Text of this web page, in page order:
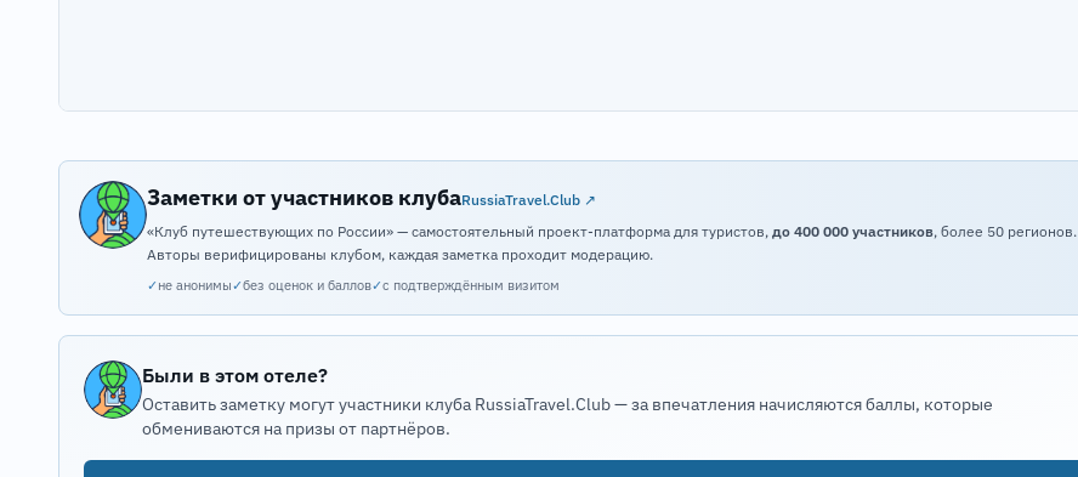
Заметки от участников клубаRussiaTravel.Club ↗
«Клуб путешествующих по России» — самостоятельный проект-платформа для туристов, до 400 000 участников, более 50 регионов.
Авторы верифицированы клубом, каждая заметка проходит модерацию.
✓не анонимы✓без оценок и баллов✓с подтверждённым визитом
Были в этом отеле?
Оставить заметку могут участники клуба RussiaTravel.Club — за впечатления начисляются баллы, которые
обмениваются на призы от партнёров.